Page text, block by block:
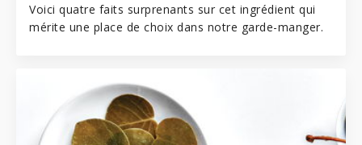
Voici quatre faits surprenants sur cet ingrédient qui
mérite une place de choix dans notre garde-manger.